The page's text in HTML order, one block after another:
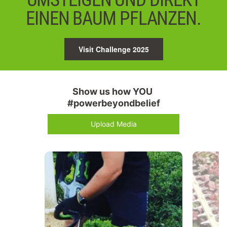
EINEN BAUM PFLANZEN.
Visit Challenge 2025
Show us how YOU
#powerbeyondbelief
Upload Media
Media Carousel
Carousel with product photos. Use the previous and next